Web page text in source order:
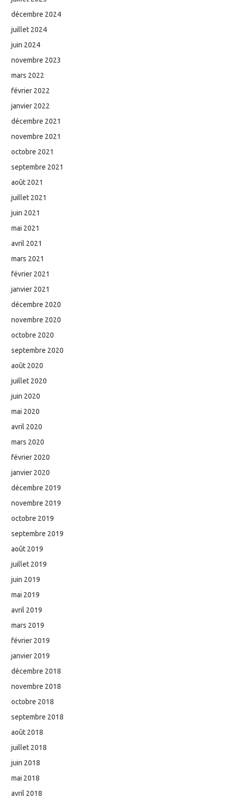
décembre 2024
juillet 2024
juin 2024
novembre 2023
mars 2022
février 2022
janvier 2022
décembre 2021
novembre 2021
octobre 2021
septembre 2021
août 2021
juillet 2021
juin 2021
mai 2021
avril 2021
mars 2021
février 2021
janvier 2021
décembre 2020
novembre 2020
octobre 2020
septembre 2020
août 2020
juillet 2020
juin 2020
mai 2020
avril 2020
mars 2020
février 2020
janvier 2020
décembre 2019
novembre 2019
octobre 2019
septembre 2019
août 2019
juillet 2019
juin 2019
mai 2019
avril 2019
mars 2019
février 2019
janvier 2019
décembre 2018
novembre 2018
octobre 2018
septembre 2018
août 2018
juillet 2018
juin 2018
mai 2018
avril 2018